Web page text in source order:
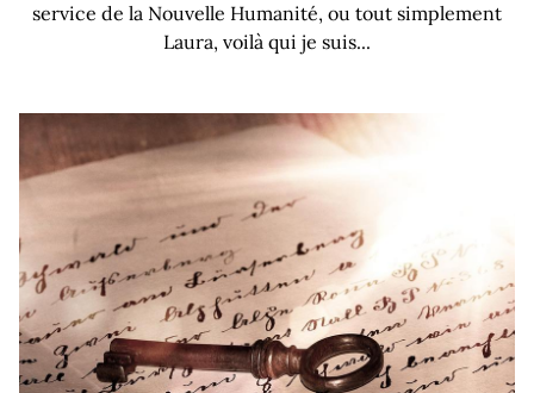
service de la Nouvelle Humanité, ou tout simplement
Laura, voilà qui je suis...